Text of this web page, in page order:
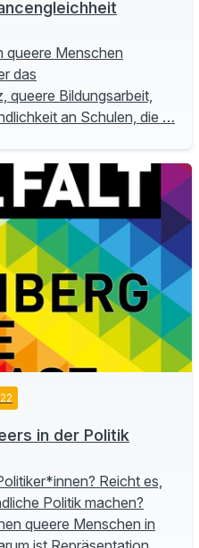
queere Menschen
das
queere Bildungsarbeit,
an Schulen, die …
in der Politik
Reicht es,
Politik machen?
queere Menschen in